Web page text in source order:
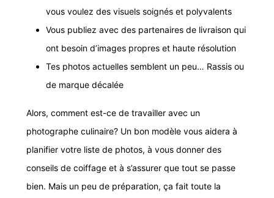
vous voulez des visuels soignés et polyvalents
Vous publiez avec des partenaires de livraison qui
ont besoin d’images propres et haute résolution
Tes photos actuelles semblent un peu… Rassis ou
de marque décalée
Alors, comment est-ce de travailler avec un
photographe culinaire? Un bon modèle vous aidera à
planifier votre liste de photos, à vous donner des
conseils de coiffage et à s’assurer que tout se passe
bien. Mais un peu de préparation, ça fait toute la